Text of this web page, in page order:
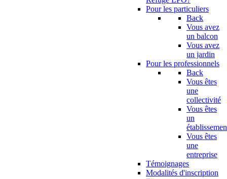
Pour les particuliers
Back
Vous avez
un balcon
Vous avez
un jardin
Pour les professionnels
Back
Vous êtes
une
collectivité
Vous êtes
un
Vous êtes
une
entreprise
Témoignages
Modalités d'inscription